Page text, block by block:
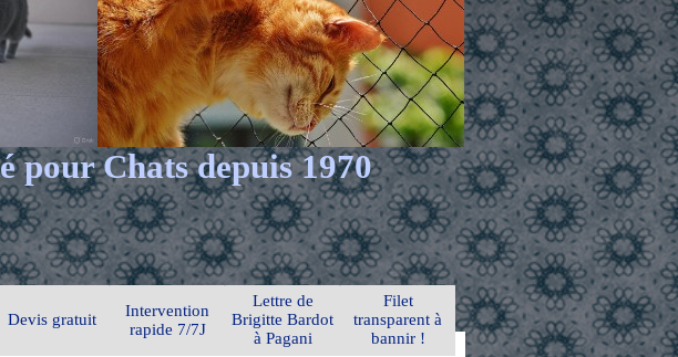
pour Chats depuis 1970
Devis gratuit
Intervention
rapide 7/7J
Lettre de
Brigitte Bardot
à Pagani
Filet
transparent à
bannir !